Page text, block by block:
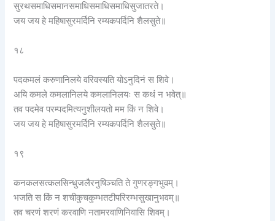
सुरथसमाधिसमानसमाधिसमाधिसमाधिसुजातरते।
जय जय हे महिषासुरमर्दिनि रम्यकपर्दिनि शैलसुते॥
१८
पदकमलं करुणानिलये वरिवस्यति योऽनुदिनं स शिवे।
अयि कमले कमलानिलये कमलानिलयः स कथं न भवेत्॥
तव पदमेव परम्पदमित्यनुशीलयतो मम किं न शिवे।
जय जय हे महिषासुरमर्दिनि रम्यकपर्दिनि शैलसुते॥
१९
कनकलसत्कलसिन्धुजलैरनुषिञ्चति ते गुणरङ्गभुवम्।
भजति स किं न शचीकुचकुम्भतटीपरिरम्भसुखानुभवम्॥
तव चरणं शरणं करवाणि नतामरवाणिनिवासि शिवम्।